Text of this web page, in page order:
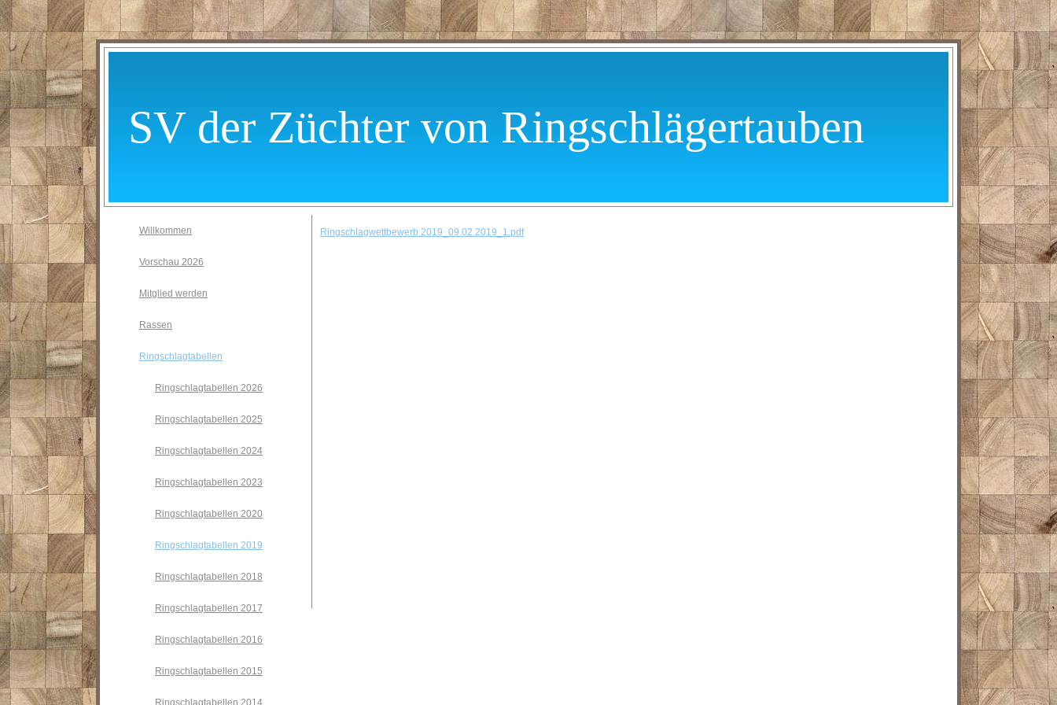
SV der Züchter von Ringschlägertauben
Willkommen
Vorschau 2026
Mitglied werden
Rassen
Ringschlagtabellen
Ringschlagtabellen 2026
Ringschlagtabellen 2025
Ringschlagtabellen 2024
Ringschlagtabellen 2023
Ringschlagtabellen 2020
Ringschlagtabellen 2019
Ringschlagtabellen 2018
Ringschlagtabellen 2017
Ringschlagtabellen 2016
Ringschlagtabellen 2015
Ringschlagtabellen 2014
Ringschlagwettbewerb 2019_09.02.2019_1.pdf